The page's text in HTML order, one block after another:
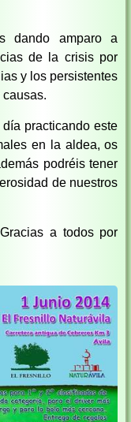
dando amparo a
de la crisis por
y los persistentes
practicando este
en la aldea, os
podréis tener
de nuestros
a todos por